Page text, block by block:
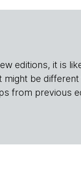
editions, it is
might be different
from previous